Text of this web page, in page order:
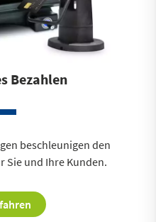
Bezahlen
beschleunigen den
Sie und Ihre Kunden.